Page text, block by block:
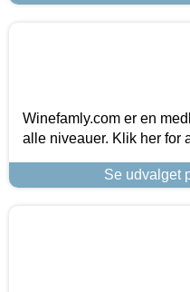
Winefamly.com er en
alle niveauer. Klik her for
Se udvalget